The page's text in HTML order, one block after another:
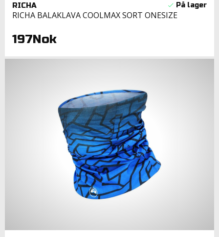
RICHA
RICHA BALAKLAVA COOLMAX SORT ONESIZE
197Nok